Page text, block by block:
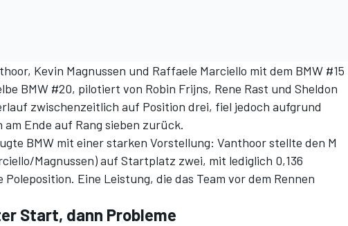
Kevin Magnussen und Raffaele Marciello mit dem BMW #15
BMW #20, pilotiert von Robin Frijns, Rene Rast und Sheldon
zwischenzeitlich auf Position drei, fiel jedoch aufgrund
Ende auf Rang sieben zurück.
BMW mit einer starken Vorstellung: Vanthoor stellte den M
Magnussen) auf Startplatz zwei, mit lediglich 0,136
Eine Leistung, die das Team vor dem Rennen
Start, dann Probleme